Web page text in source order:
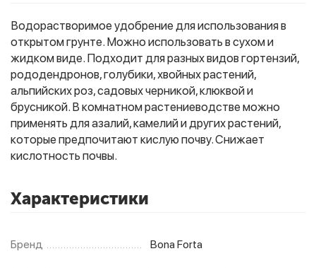
Фитолампы
Водорастворимое удобрение для использования в
открытом грунте. Можно использовать в сухом и
жидком виде. Подходит для разных видов гортензий,
рододендронов, голубики, хвойных растений,
альпийских роз, садовых черникой, клюквой и
брусникой. В комнатном растениеводстве можно
применять для азалий, камелий и других растений,
которые предпочитают кислую почву. Снижает
кислотность почвы.
Характеристики
Бренд Bona Forta